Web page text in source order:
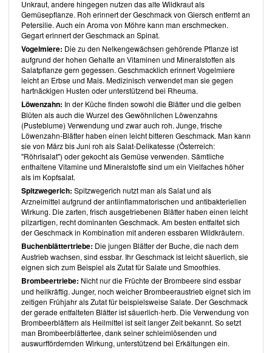
Cardols durch Dampf erfolgte, statt durch einen Röstprozess.
Gleiches gilt für Sojasauce. Während des Herstellungsprozesses
erhitzt man die Sojabohnen normalerweise, da diese das toxische
Glykoprotein Phasin enthalten. Erhitzungsprozesse (Kochen, Rösten
etc.) zerstören Phasin und machen somit Sojabohnen für den
Menschen verzehrbar. Somit ist selbst unpasteurisierte Sojasauce
keine eigentliche Rohkost mehr, sondern lediglich durch die
Fermentation "wiederbelebte" Kochkost.
Den Anteil an zugesetzten Ölen und Süssungsmitteln hat
Zindlerbewusst niedrig gehalten. So verzichtet sie selbst bei den
Desserts nicht selten komplett darauf. Durch eine noch
konsequentere Zutatenwahl, die ein gutes Verhältnis vonOmega-6
Omega-3-Fettsäurenberücksichtigt, welches insgesamt 5:1 nicht
überschreiten sollte, könnte das ein-oder andere Gericht noch
gesünder ausfallen.
Insgesamt hatYvonne Zindlerin ihrem BlogRohkostladyeine gute
Auswahl gesunder, roh-veganer Gerichte zusammengetragen. Durch
die grossteils unkomplizierten Zubereitungsschritte und meist
gebräuchliche Zutatenauswahl sind viele Rezepte für den Alltag und
auch für Neulinge der roh-veganen Küche geeignet. Ausnahmen
bilden solche, die Wildkräuter enthalten. Der erfahrene Roh-Veganer
findet gerade unter den fantasievolleren Rezepten sicherlich noch
das ein-oder andere neuartige Gericht.
Sie finden die Rezepte unterRohkostlady.de .
Über die Bloggerin
Nach einem Burnout und schwerer Krankheit stellteYvonne Zindler
ihre Ernährung radikal auf Rohkost um und änderte dadurch ihr
Leben.Yvonne Zindlergründete den BlogRohkostlady, der mit dem
"Keimling Blog Award 2014"für den besten Rohkost-Blog
ausgezeichnet wurde.
Inhalt
Unkraut, andere hingegen nutzen das alte Wildkraut als
Gemüsepflanze. Roh erinnert der Geschmack von Giersch entfernt an
Petersilie. Auch ein Aroma von Möhre kann man erschmecken.
Gegart erinnert der Geschmack an Spinat.
Vogelmiere: Die zu den Nelkengewächsen gehörende Pflanze ist
aufgrund der hohen Gehalte an Vitaminen und Mineralstoffen als
Salatpflanze gern gegessen. Geschmacklich erinnert Vogelmiere
leicht an Erbse und Mais. Medizinisch verwendet man sie gegen
hartnäckigen Husten oder unterstützend bei Rheuma.
Löwenzahn: In der Küche finden sowohl die Blätter und die gelben
Blüten als auch die Wurzel des Gewöhnlichen Löwenzahns
(Pusteblume) Verwendung und zwar auch roh. Junge, frische
Löwenzahn-Blätter haben einen leicht bitteren Geschmack. Man kann
sie von März bis Juni roh als Salat-Delikatesse (Österreich:
"Röhrlsalat") oder gekocht als Gemüse verwenden. Sämtliche
enthaltene Vitamine und Mineralstoffe sind um ein Vielfaches höher
als im Kopfsalat.
Spitzwegerich: Spitzwegerich nutzt man als Salat und als
Arzneimittel aufgrund der antiinflammatorischen und antibakteriellen
Wirkung. Die zarten, frisch ausgetriebenen Blätter haben einen leicht
pilzartigen, recht dominanten Geschmack. Am besten entfaltet sich
der Geschmack in Kombination mit anderen essbaren Wildkräutern.
Buchenblättertriebe: Die jungen Blätter der Buche, die nach dem
Austrieb wachsen, sind essbar. Ihr Geschmack ist leicht säuerlich, sie
eignen sich zum Beispiel als Zutat für Salate und Smoothies.
Brombeertriebe: Nicht nur die Früchte der Brombeere sind essbar
und heilkräftig. Junger, noch weicher Brombeeraustrieb eignet sich im
zeitigen Frühjahr als Zutat für beispielsweise Salate. Der Geschmack
der gerade entfalteten Blätter ist säuerlich-herb. Die Verwendung von
Brombeerblättern als Heilmittel ist seit langer Zeit bekannt. So setzt
man Brombeerblättertee, dank seiner schleimlösenden und
auswurffördernden Wirkung, unterstützend bei Erkältungen ein.